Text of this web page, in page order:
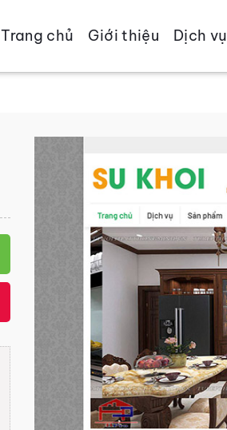
Trang chủ Giới thiệu Dịch vụ